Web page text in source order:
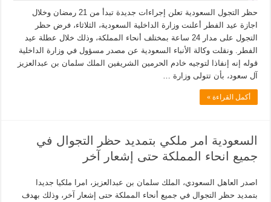
حظر التجول السعودية تعلن إجراءات جديدة تبدأ من 21 رمضان وخلال
اجازة عيد الفطر أعلنت وزارة الداخلية السعودية، الثلاثاء، فرض حظر
التجول على مدار 24 ساعة بمختلف أنحاء المملكة، وذلك خلال عطلة عيد
الفطر. ونقلت وكالة الأنباء السعودية عن مصدر مسؤول في وزارة الداخلية
قوله إنه إنفاذا لتوجيه خادم الحرمين الشريفين الملك سلمان بن عبدالعزيز
آل سعود، بأن تتولى وزارة …
أكمل القراءة »
السعودية امر ملكي بتمديد حظر التجوال في
جميع انحاء المملكة حتى إشعار آخر
اصدر العاهل السعودي، الملك سلمان بن عبدالعزيز، امرا ملكيا جديدا
بتمديد حظر التجوال في جميع أنحاء المملكة حتى إشعار آخر، وذلك بهدف